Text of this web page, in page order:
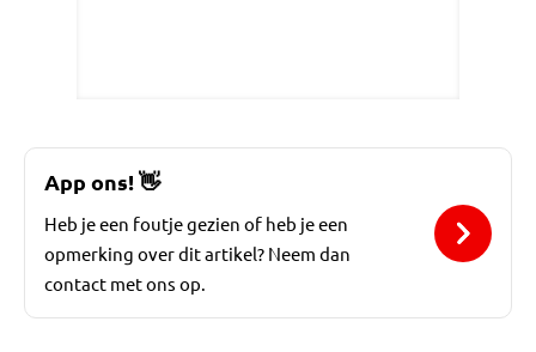
App ons!👋
Heb je een foutje gezien of heb je een
opmerking over dit artikel? Neem dan
contact met ons op.